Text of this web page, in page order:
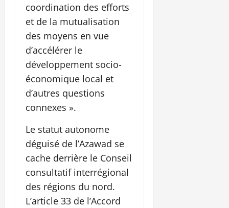
coordination des efforts
et de la mutualisation
des moyens en vue
d’accélérer le
développement socio-
économique local et
d’autres questions
connexes ».
Le statut autonome
déguisé de l’Azawad se
cache derrière le Conseil
consultatif interrégional
des régions du nord.
L’article 33 de l’Accord